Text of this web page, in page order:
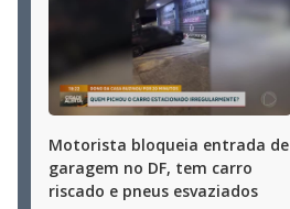
Motorista bloqueia entrada de
garagem no DF, tem carro
riscado e pneus esvaziados